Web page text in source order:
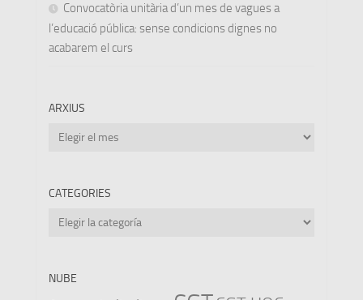
Convocatòria unitària d’un mes de vagues a
l’educació pública: sense condicions dignes no
acabarem el curs
ARXIUS
Arxius
CATEGORIES
Categories
NUBE